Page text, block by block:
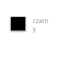
czarn
y